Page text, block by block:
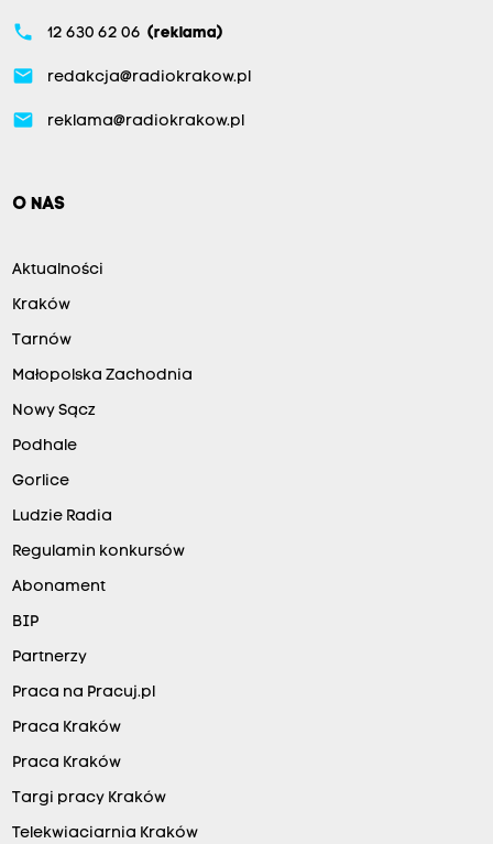
phone 12 630 62 06 (reklama)
email redakcja@radiokrakow.pl
email reklama@radiokrakow.pl
O NAS
Aktualności
Kraków
Tarnów
Małopolska Zachodnia
Nowy Sącz
Podhale
Gorlice
Ludzie Radia
Regulamin konkursów
Abonament
BIP
Partnerzy
Praca na Pracuj.pl
Praca Kraków
Praca Kraków
Targi pracy Kraków
Telekwiaciarnia Kraków